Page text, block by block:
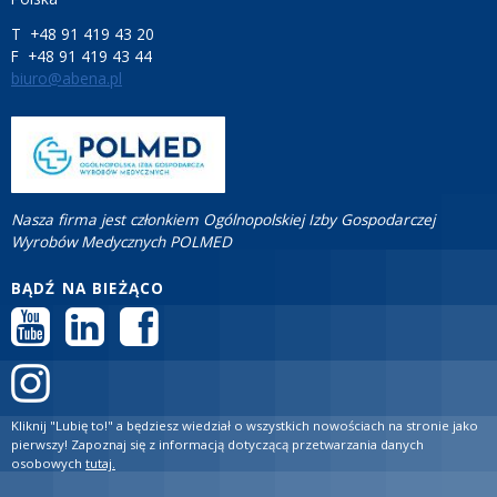
ZALOGUJ SIĘ
T +48 91 419 43 20
F +48 91 419 43 44
biuro@abena.pl
Nasza firma jest członkiem Ogólnopolskiej Izby Gospodarczej
Wyrobów Medycznych POLMED
BĄDŹ NA BIEŻĄCO
Kliknij "Lubię to!" a będziesz wiedział o wszystkich nowościach na stronie jako
pierwszy! Zapoznaj się z informacją dotyczącą przetwarzania danych
osobowych tutaj.